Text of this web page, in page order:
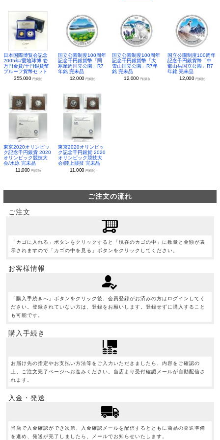
日本国際博覧会記念
2005年/愛地球博 壱
万円金貨/千円銀貨幣
プルーフ貨幣セット
355,000 円(税別)
国立公園制度100周年
記念千円銀貨幣「阿
寒摩周国立公園」R7
年銘 完未品
12,000 円(税別)
国立公園制度100周年
記念千円銀貨幣「大
雪山国立公園」R7年
銘 完未品
12,000 円(税別)
国立公園制度100周年
記念千円銀貨幣「中
部山岳国立公園」R7
年銘 完未品
12,000 円(税別)
東京2020オリンピッ
ク記念千円銀貨 2020
オリンピック競技大
会/水泳 完未品
11,000円(税別)
東京2020オリンピッ
ク記念千円銀貨 2020
オリンピック競技大
会/陸上競技 完未品
11,000 円(税別)
ご注文の流れ
ご注文
「カゴに入れる」ボタンをクリックすると「現在のカゴの中」に数量と金額が表
示されますので「カゴの中を見る」ボタンをクリックしてください。
お客様情報
「購入手続きへ」ボタンをクリック後、会員登録がお済みの方はログインしてく
ださい。登録されていない方は、登録をお願いします。登録せずに購入すること
も可能です。
購入手続き
お届け先の指定やお支払い方法等をご入力いただきましたら、内容をご確認の
上、ご注文完了ページへお進みください。当店より受付確認メールが自動配信さ
れます。
入金・発送
当店で入金確認ができ次第、入金確認メールを配信するとともに商品の発送準備
を進め、発送が完了しましたら、メールでお知らせいたします。